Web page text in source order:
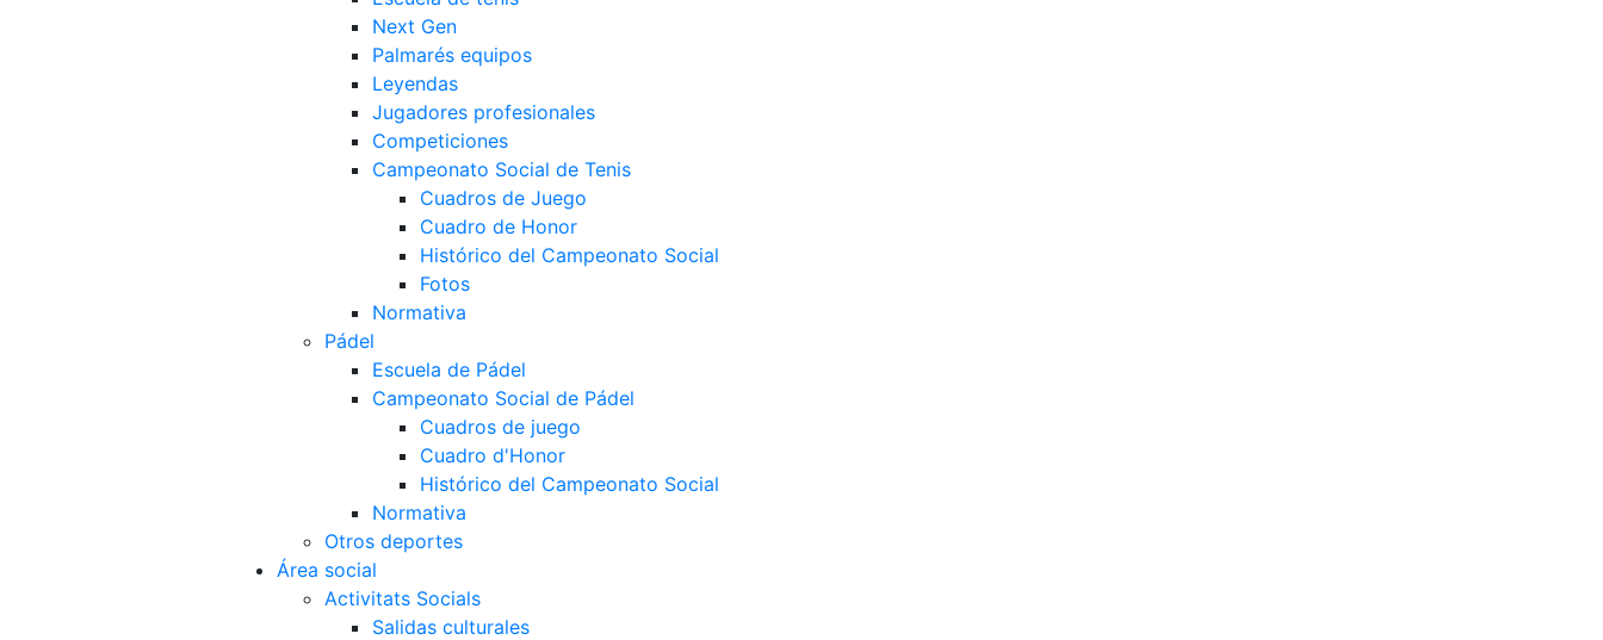
Next Gen
Palmarés equipos
Leyendas
Jugadores profesionales
Competiciones
Campeonato Social de Tenis
Cuadros de Juego
Cuadro de Honor
Histórico del Campeonato Social
Fotos
Normativa
Pádel
Escuela de Pádel
Campeonato Social de Pádel
Cuadros de juego
Cuadro d'Honor
Histórico del Campeonato Social
Normativa
Otros deportes
Área social
Activitats Socials
Salidas culturales